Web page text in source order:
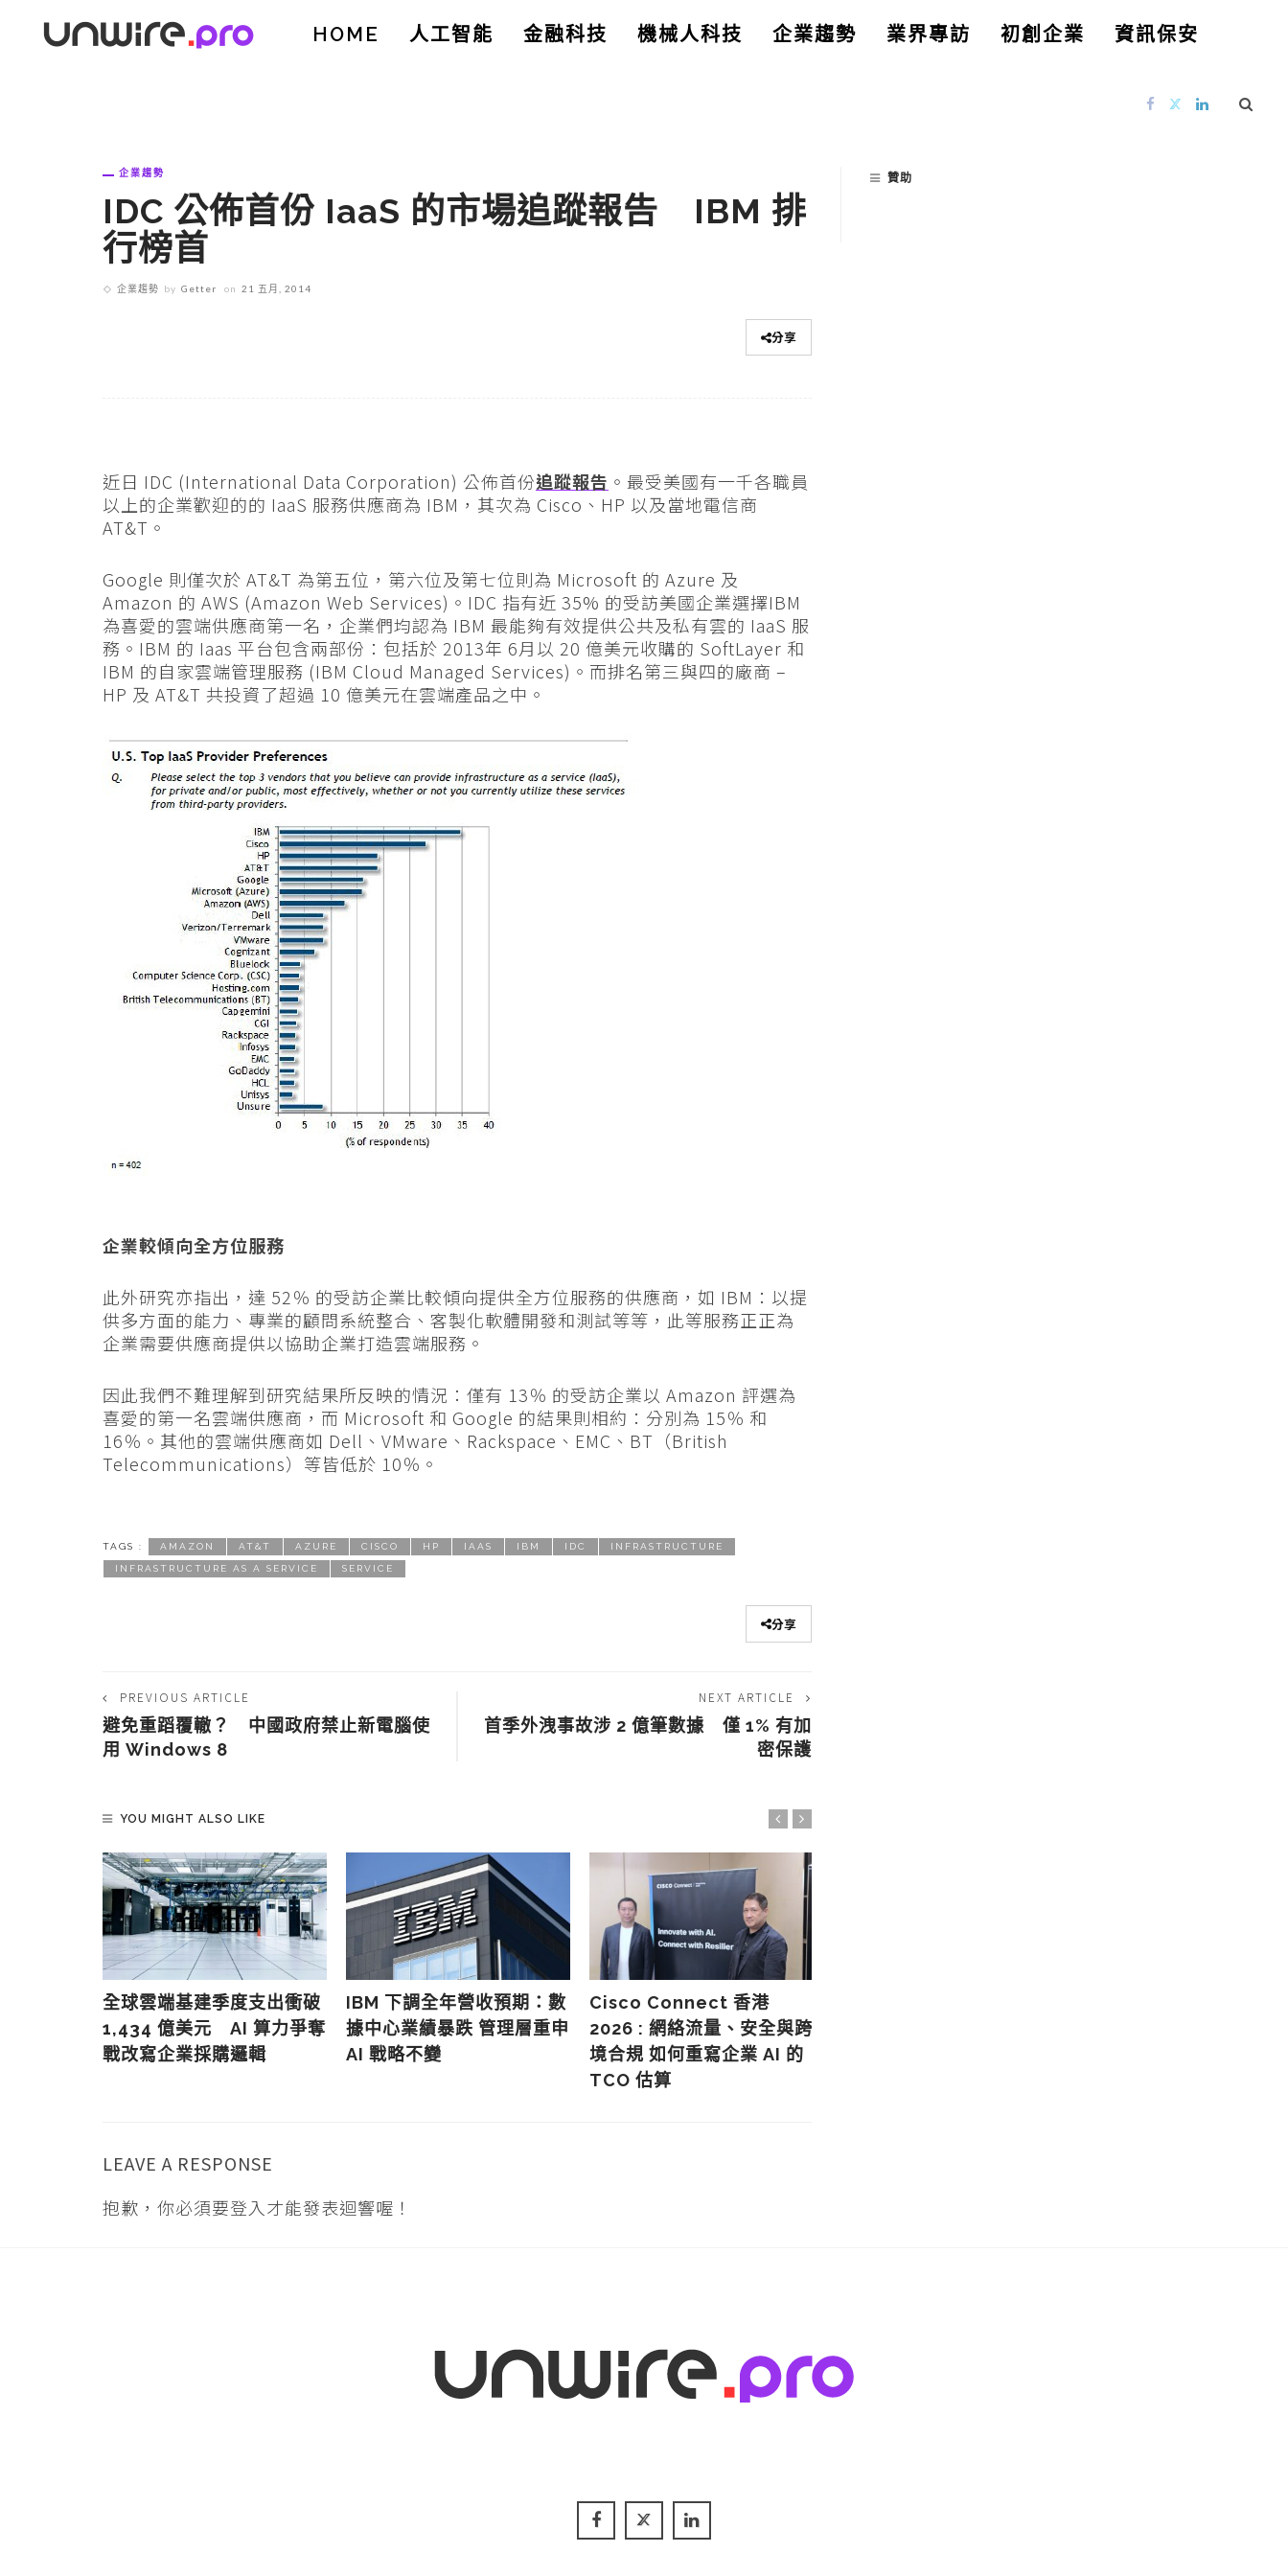
HOME 人工智能 金融科技 機械人科技 企業趨勢 業界專訪 初創企業 資訊保安
企業趨勢
IDC 公佈首份 IaaS 的市場追蹤報告 IBM 排
行榜首
企業趨勢 by Getter on 21 五月, 2014
分享
近日 IDC (International Data Corporation) 公佈首份追蹤報告 。最受美國有一千各職員
以上的企業歡迎的的 IaaS 服務供應商為 IBM，其次為 Cisco、HP 以及當地電信商
AT&T。
Google 則僅次於 AT&T 為第五位，第六位及第七位則為 Microsoft 的 Azure 及
Amazon 的 AWS (Amazon Web Services)。IDC 指有近 35% 的受訪美國企業選擇IBM
為喜愛的雲端供應商第一名，企業們均認為 IBM 最能夠有效提供公共及私有雲的 IaaS 服
務。IBM 的 Iaas 平台包含兩部份：包括於 2013年 6月以 20 億美元收購的 SoftLayer 和
IBM 的自家雲端管理服務 (IBM Cloud Managed Services)。而排名第三與四的廠商 –
HP 及 AT&T 共投資了超過 10 億美元在雲端產品之中。
企業較傾向全方位服務
此外研究亦指出，達 52％ 的受訪企業比較傾向提供全方位服務的供應商，如 IBM：以提
供多方面的能力、專業的顧問系統整合、客製化軟體開發和測試等等，此等服務正正為
企業需要供應商提供以協助企業打造雲端服務。
因此我們不難理解到研究結果所反映的情況：僅有 13％ 的受訪企業以 Amazon 評選為
喜愛的第一名雲端供應商，而 Microsoft 和 Google 的結果則相約：分別為 15％ 和
16％。其他的雲端供應商如 Dell、VMware、Rackspace、EMC、BT（British
Telecommunications）等皆低於 10％。
TAGS : AMAZON AT&T AZURE CISCO HP IAAS IBM IDC INFRASTRUCTURE
INFRASTRUCTURE AS A SERVICE SERVICE
分享
PREVIOUS ARTICLE
避免重蹈覆轍？ 中國政府禁止新電腦使
用 Windows 8
NEXT ARTICLE
首季外洩事故涉 2 億筆數據 僅 1% 有加
密保護
YOU MIGHT ALSO LIKE
全球雲端基建季度支出衝破
1,434 億美元 AI 算力爭奪
戰改寫企業採購邏輯
IBM 下調全年營收預期：數
據中心業績暴跌 管理層重申
AI 戰略不變
Cisco Connect 香港
2026 : 網絡流量、安全與跨
境合規 如何重寫企業 AI 的
TCO 估算
LEAVE A RESPONSE
抱歉，你必須要登入才能發表迴響喔！
贊助